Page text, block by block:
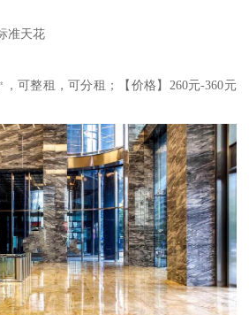
准天花
，可整租，可分租；【价格】260元-360元